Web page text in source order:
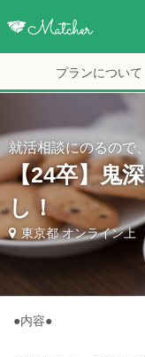
プランについて
就活相談にのるので、
【24卒】鬼
し！
東京都 オンライン上
●内容●